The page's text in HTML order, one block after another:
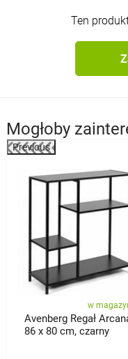
Ten
Mogłoby
Previous
w
Avenberg Regał
86 x 80 cm, czarny